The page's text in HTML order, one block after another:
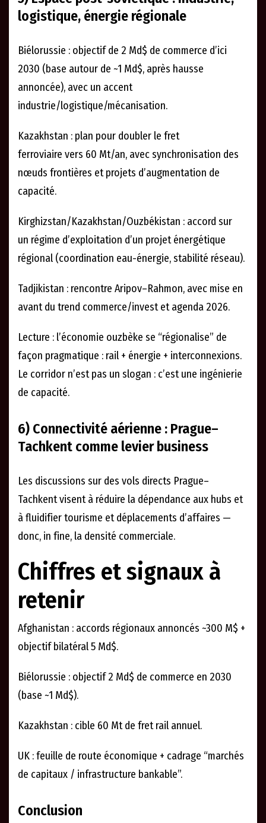
logistique, énergie régionale
Biélorussie : objectif de 2 Md$ de commerce d’ici
2030 (base autour de ~1 Md$, après hausse
annoncée), avec un accent
industrie/logistique/mécanisation.
Kazakhstan : plan pour doubler le fret
ferroviaire vers 60 Mt/an, avec synchronisation des
nœuds frontières et projets d’augmentation de
capacité.
Kirghizstan/Kazakhstan/Ouzbékistan : accord sur
un régime d’exploitation d’un projet énergétique
régional (coordination eau-énergie, stabilité réseau).
Tadjikistan : rencontre Aripov–Rahmon, avec mise en
avant du trend commerce/invest et agenda 2026.
Lecture : l’économie ouzbèke se “régionalise” de
façon pragmatique : rail + énergie + interconnexions.
Le corridor n’est pas un slogan : c’est une ingénierie
de capacité.
6) Connectivité aérienne : Prague–
Tachkent comme levier business
Les discussions sur des vols directs Prague–
Tachkent visent à réduire la dépendance aux hubs et
à fluidifier tourisme et déplacements d’affaires —
donc, in fine, la densité commerciale.
Chiffres et signaux à
retenir
Afghanistan : accords régionaux annoncés ~300 M$ +
objectif bilatéral 5 Md$.
Biélorussie : objectif 2 Md$ de commerce en 2030
(base ~1 Md$).
Kazakhstan : cible 60 Mt de fret rail annuel.
UK : feuille de route économique + cadrage “marchés
de capitaux / infrastructure bankable”.
Conclusion